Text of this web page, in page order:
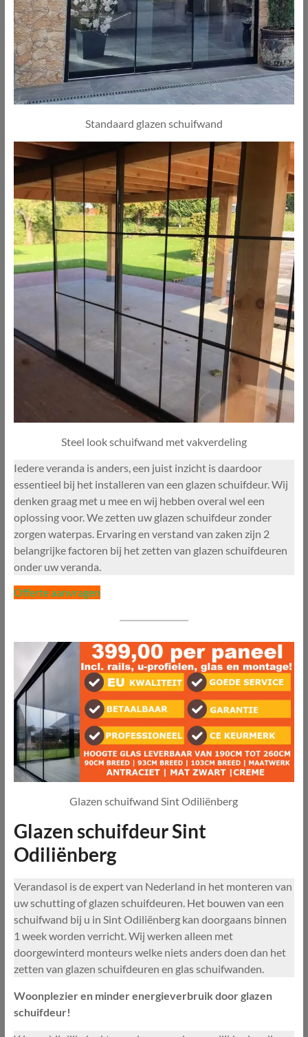
Standaard glazen schuifwand
Steel look schuifwand met vakverdeling
Iedere veranda is anders, een juist inzicht is daardoor
essentieel bij het installeren van een glazen schuifdeur. Wij
denken graag met u mee en wij hebben overal wel een
oplossing voor. We zetten uw glazen schuifdeur zonder
zorgen waterpas. Ervaring en verstand van zaken zijn 2
belangrijke factoren bij het zetten van glazen schuifdeuren
onder uw veranda.
Offerte aanvragen
Glazen schuifwand Sint Odiliënberg
Glazen schuifdeur Sint
Odiliënberg
Verandasol is de expert van Nederland in het monteren van
uw schutting of glazen schuifdeuren. Het bouwen van een
schuifwand bij u in Sint Odiliënberg kan doorgaans binnen
1 week worden verricht. Wij werken alleen met
doorgewinterd monteurs welke niets anders doen dan het
zetten van glazen schuifdeuren en glas schuifwanden.
Woonplezier en minder energieverbruik door glazen
schuifdeur!